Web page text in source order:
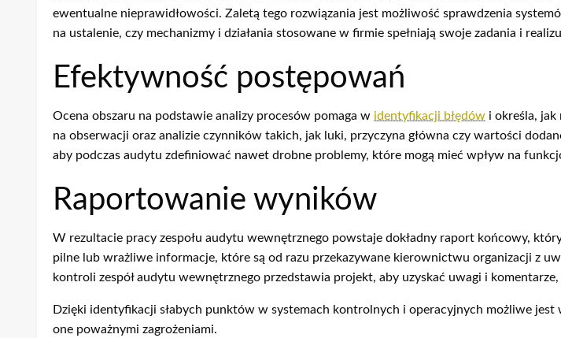
ewentualne nieprawidłowości. Zaletą tego rozwiązania jest możliwość sprawdzenia
na ustalenie, czy mechanizmy i działania stosowane w firmie spełniają swoje zadania i
Efektywność postępowań
Ocena obszaru na podstawie analizy procesów pomaga w identyfikacji błędów i określa, jak
na obserwacji oraz analizie czynników takich, jak luki, przyczyna główna czy wartości
aby podczas audytu zdefiniować nawet drobne problemy, które mogą mieć wpływ na
Raportowanie wyników
W rezultacie pracy zespołu audytu wewnętrznego powstaje dokładny raport końcowy,
pilne lub wrażliwe informacje, które są od razu przekazywane kierownictwu organizacji z
kontroli zespół audytu wewnętrznego przedstawia projekt, aby uzyskać uwagi i
Dzięki identyfikacji słabych punktów w systemach kontrolnych i operacyjnych możliwe
one poważnymi zagrożeniami.